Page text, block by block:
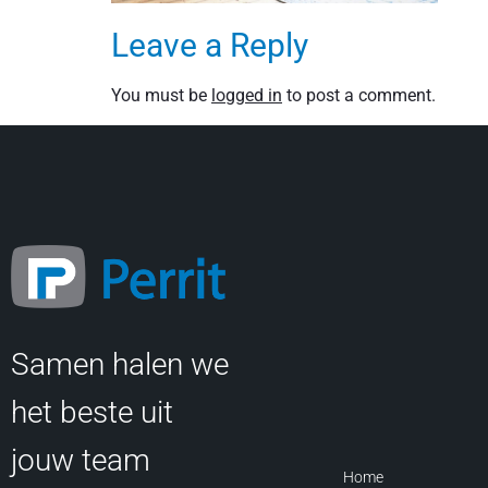
Leave a Reply
You must be logged in to post a comment.
Samen halen we
het beste uit
jouw team
Home